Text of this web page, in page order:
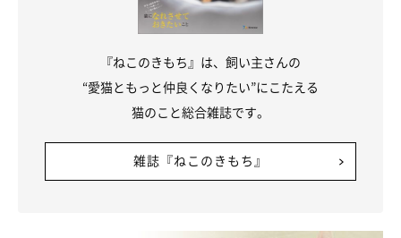
『ねこのきもち』は、飼い主さんの
“愛猫ともっと仲良くなりたい”にこたえる
猫のこと総合雑誌です。
雑誌『ねこのきもち』